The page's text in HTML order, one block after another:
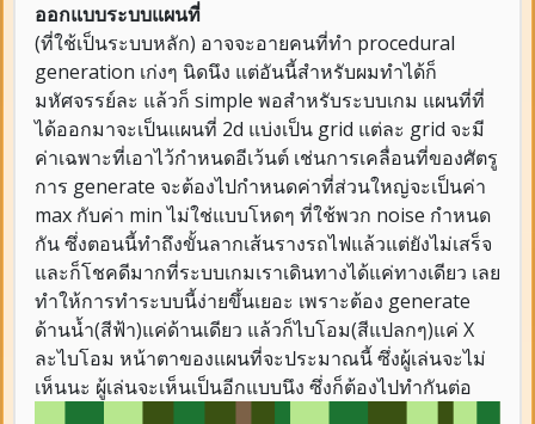
ออกแบบระบบแผนที่
(ที่ใช้เป็นระบบหลัก) อาจจะอายคนที่ทำ procedural
generation เก่งๆ นิดนึง แต่อันนี้สำหรับผมทำได้ก็
มหัศจรรย์ละ แล้วก็ simple พอสำหรับระบบเกม แผนที่ที่
ได้ออกมาจะเป็นแผนที่ 2d แบ่งเป็น grid แต่ละ grid จะมี
ค่าเฉพาะที่เอาไว้กำหนดอีเว้นต์ เช่นการเคลื่อนที่ของศัตรู
การ generate จะต้องไปกำหนดค่าที่ส่วนใหญ่จะเป็นค่า
max กับค่า min ไม่ใช่แบบโหดๆ ที่ใช้พวก noise กำหนด
กัน ซึ่งตอนนี้ทำถึงขั้นลากเส้นรางรถไฟแล้วแต่ยังไม่เสร็จ
และก็โชคดีมากที่ระบบเกมเราเดินทางได้แค่ทางเดียว เลย
ทำให้การทำระบบนี้ง่ายขึ้นเยอะ เพราะต้อง generate
ด้านน้ำ(สีฟ้า)แค่ด้านเดียว แล้วก็ไบโอม(สีแปลกๆ)แค่ X
ละไบโอม หน้าตาของแผนที่จะประมาณนี้ ซึ่งผู้เล่นจะไม่
เห็นนะ ผู้เล่นจะเห็นเป็นอีกแบบนึง ซึ่งก็ต้องไปทำกันต่อ